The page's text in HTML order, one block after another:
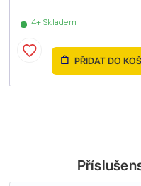
4+ Skladem
PŘIDAT DO